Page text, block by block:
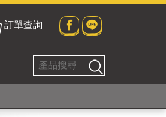
訂單查詢